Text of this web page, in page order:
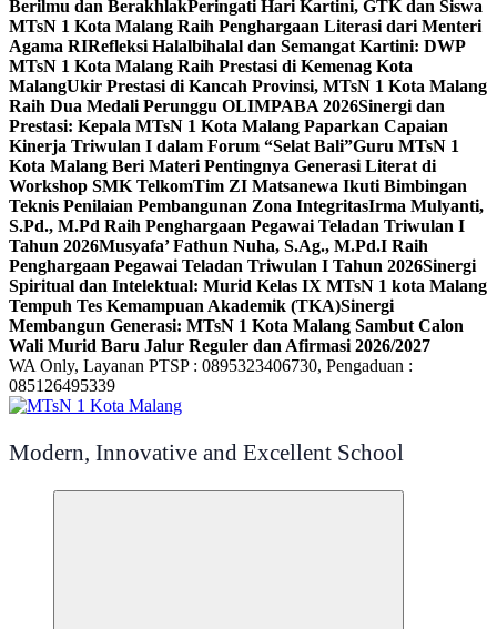
Berilmu dan BerakhlakPeringati Hari Kartini, GTK dan Siswa
MTsN 1 Kota Malang Raih Penghargaan Literasi dari Menteri
Agama RIRefleksi Halalbihalal dan Semangat Kartini: DWP
MTsN 1 Kota Malang Raih Prestasi di Kemenag Kota
MalangUkir Prestasi di Kancah Provinsi, MTsN 1 Kota Malang
Raih Dua Medali Perunggu OLIMPABA 2026Sinergi dan
Prestasi: Kepala MTsN 1 Kota Malang Paparkan Capaian
Kinerja Triwulan I dalam Forum “Selat Bali”Guru MTsN 1
Kota Malang Beri Materi Pentingnya Generasi Literat di
Workshop SMK TelkomTim ZI Matsanewa Ikuti Bimbingan
Teknis Penilaian Pembangunan Zona IntegritasIrma Mulyanti,
S.Pd., M.Pd Raih Penghargaan Pegawai Teladan Triwulan I
Tahun 2026Musyafa’ Fathun Nuha, S.Ag., M.Pd.I Raih
Penghargaan Pegawai Teladan Triwulan I Tahun 2026Sinergi
Spiritual dan Intelektual: Murid Kelas IX MTsN 1 kota Malang
Tempuh Tes Kemampuan Akademik (TKA)Sinergi
Membangun Generasi: MTsN 1 Kota Malang Sambut Calon
Wali Murid Baru Jalur Reguler dan Afirmasi 2026/2027
WA Only, Layanan PTSP : 0895323406730, Pengaduan :
085126495339
Modern, Innovative and Excellent School